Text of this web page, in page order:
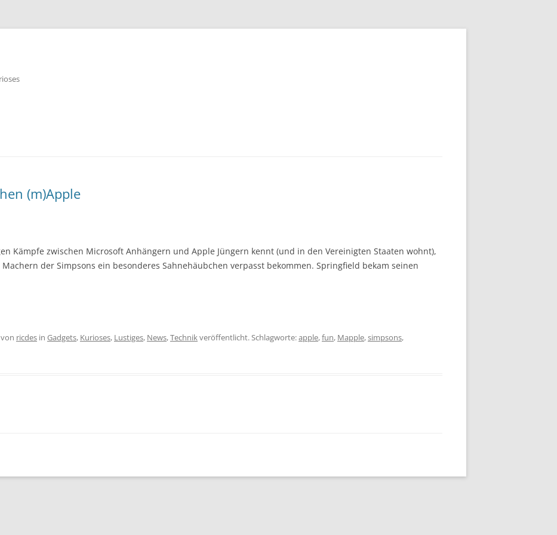
(m)Apple
Kämpfe zwischen Microsoft Anhängern und Apple Jüngern kennt (und in den Vereinigten Staaten wohnt),
der Simpsons ein besonderes Sahnehäubchen verpasst bekommen. Springfield bekam seinen
von ricdes in Gadgets, Kurioses, Lustiges, News,Technikveröffentlicht. Schlagworte:apple,fun, Mapple,simpsons,